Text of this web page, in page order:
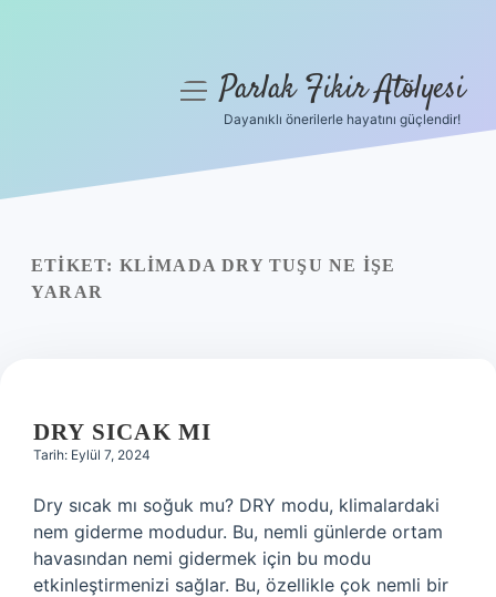
Yasal Uyarı
menüyüParlak Fikir Atölyesi
Dayanıklı önerilerle hayatını güçlendir!
ETIKET: KLIMADA DRY TUŞU NE IŞE
YARAR
DRY SICAK MI
Tarih: Eylül 7, 2024
Dry sıcak mı soğuk mu? DRY modu, klimalardaki
nem giderme modudur. Bu, nemli günlerde ortam
havasından nemi gidermek için bu modu
etkinleştirmenizi sağlar. Bu, özellikle çok nemli bir